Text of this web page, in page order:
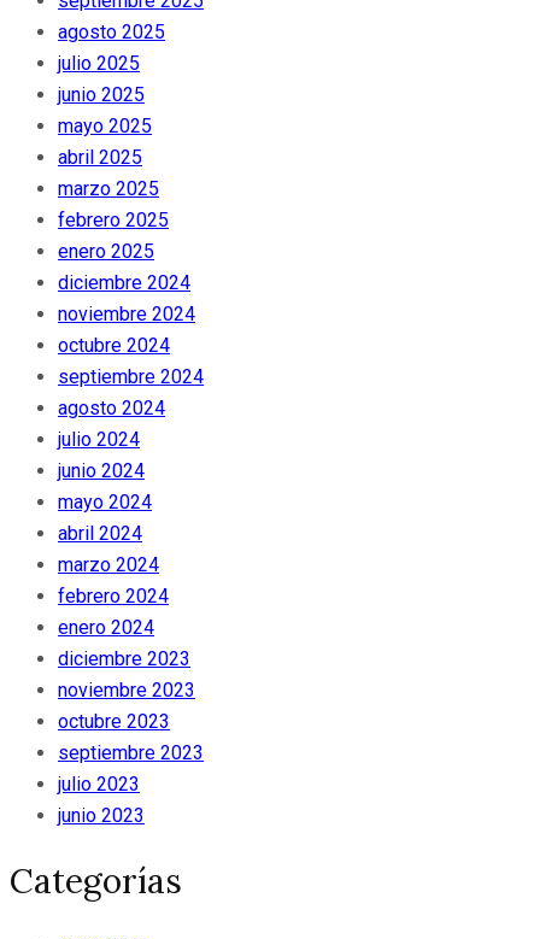
agosto 2025
julio 2025
junio 2025
mayo 2025
abril 2025
marzo 2025
febrero 2025
enero 2025
diciembre 2024
noviembre 2024
octubre 2024
septiembre 2024
agosto 2024
julio 2024
junio 2024
mayo 2024
abril 2024
marzo 2024
febrero 2024
enero 2024
diciembre 2023
noviembre 2023
octubre 2023
septiembre 2023
julio 2023
junio 2023
Categorías